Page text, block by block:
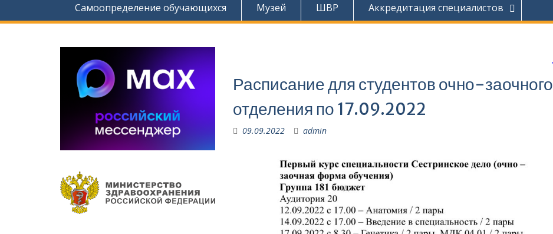
Самоопределение обучающихся
Музей ШВР Аккредитация специалистов
Расписание для студентов очно-заочного
отделения по 17.09.2022
09.09.2022 admin